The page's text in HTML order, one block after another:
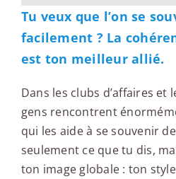
Tu veux que l’on se
facilement ? La
est ton meilleur allié.
Dans les clubs d’affaires et
gens rencontrent
qui les aide à se souvenir
seulement ce que tu dis,
ton image globale : ton